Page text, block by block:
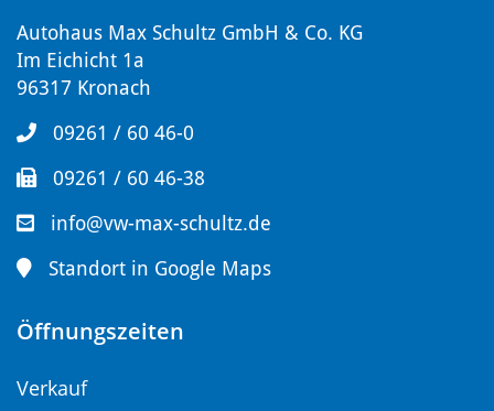
Autohaus Max Schultz GmbH & Co. KG
Im Eichicht 1a
96317 Kronach
09261 / 60 46-0
09261 / 60 46-38
info@vw-max-schultz.de
Standort in Google Maps
Öffnungszeiten
Verkauf